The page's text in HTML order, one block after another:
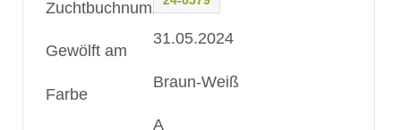
Zuchtbuchnummer
Gewölft am
31.05.2024
Farbe
Braun-Weiß
A